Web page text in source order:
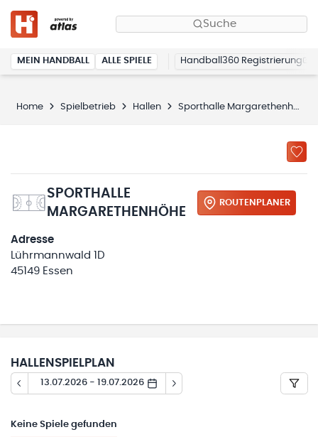
Suche
MEIN HANDBALL ALLE SPIELE Handball360 Registrierung
Home Spielbetrieb Hallen Sporthalle Margarethenhöhe
SPORTHALLE
MARGARETHENHÖHE
ROUTENPLANER
Adresse
Lührmannwald 1D
45149 Essen
HALLENSPIELPLAN
13.07.2026 - 19.07.2026
Keine Spiele gefunden